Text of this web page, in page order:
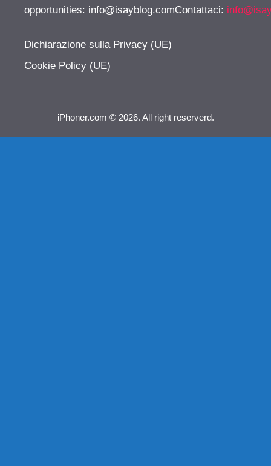
opportunities: info@isayblog.comContattaci:
Dichiarazione sulla Privacy (UE)
Cookie Policy (UE)
iPhoner.com © 2026. All right reserverd.